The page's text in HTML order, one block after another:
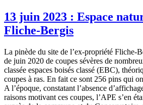
13 juin 2023 : Espace
Fliche-Bergis
La pinède du site de l’ex-propriété Fliche-
de juin 2020 de coupes sévères de
classée espaces boisés classé (EBC),
coupes à ras. En fait ce sont 256 pins qui
A l’époque, constatant l’absence
raisons motivant ces coupes, l’APE s’en